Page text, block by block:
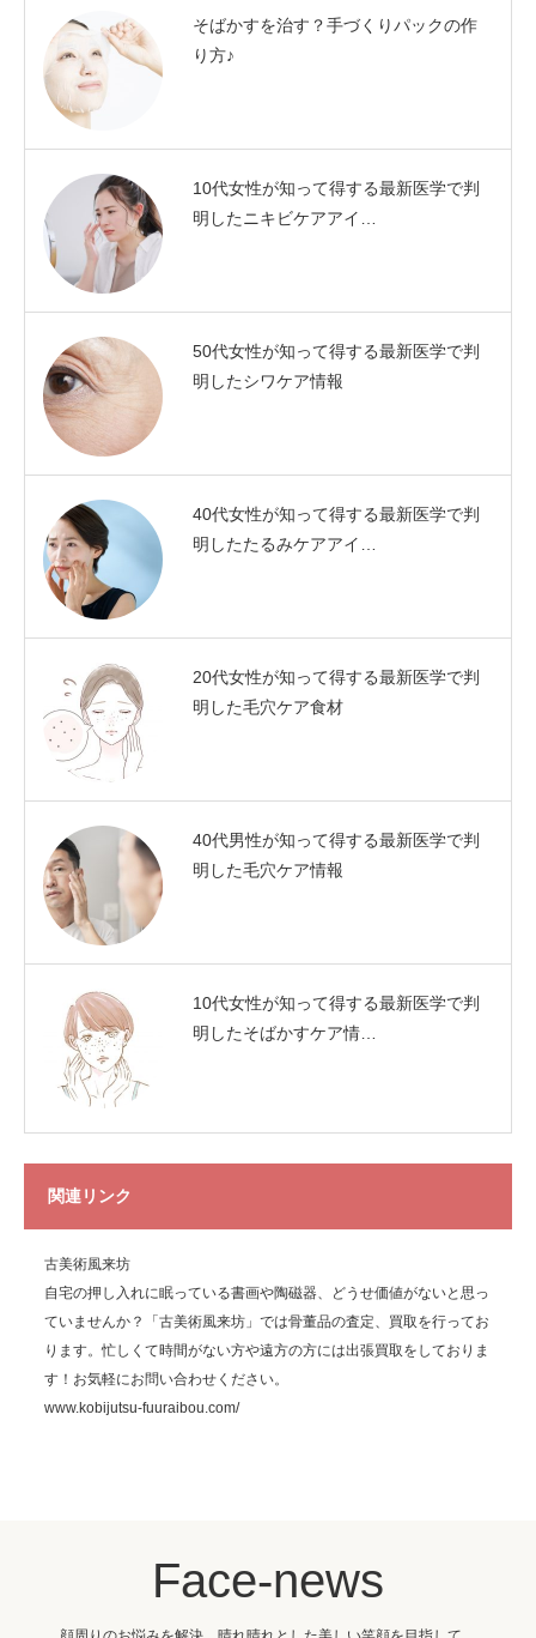
そばかすを治す？手づくりパックの作
り方♪
10代女性が知って得する最新医学で判
明したニキビケアアイ…
50代女性が知って得する最新医学で判
明したシワケア情報
40代女性が知って得する最新医学で判
明したたるみケアアイ…
20代女性が知って得する最新医学で判
明した毛穴ケア食材
40代男性が知って得する最新医学で判
明した毛穴ケア情報
10代女性が知って得する最新医学で判
明したそばかすケア情…
関連リンク
古美術風来坊
自宅の押し入れに眠っている書画や陶磁器、どうせ価値がないと思っ
ていませんか？「古美術風来坊」では骨董品の査定、買取を行ってお
ります。忙しくて時間がない方や遠方の方には出張買取をしておりま
す！お気軽にお問い合わせください。
www.kobijutsu-fuuraibou.com/
Face-news